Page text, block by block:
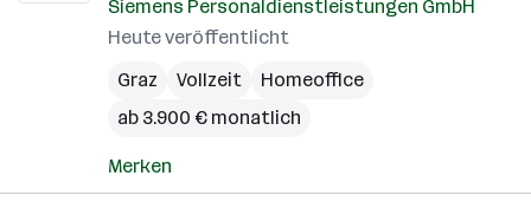
Siemens Personaldienstleistungen GmbH
Heute veröffentlicht
Graz
Vollzeit
Homeoffice
ab 3.900 € monatlich
Merken